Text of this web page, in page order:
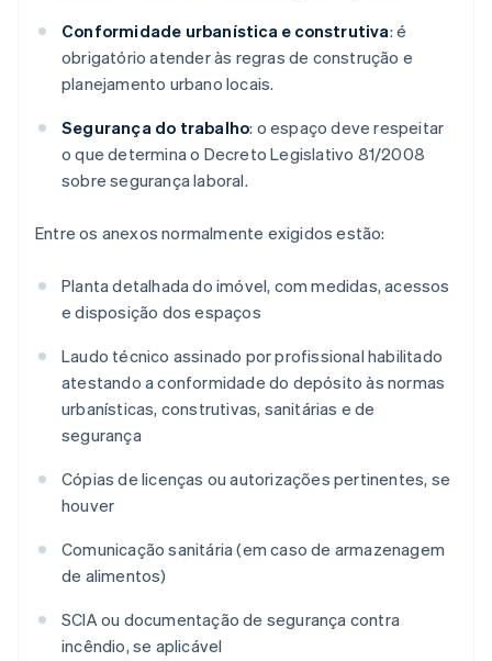
Conformidade urbanística e construtiva: é
obrigatório atender às regras de construção e
planejamento urbano locais.
Segurança do trabalho: o espaço deve respeitar
o que determina o Decreto Legislativo 81/2008
sobre segurança laboral.
Entre os anexos normalmente exigidos estão:
Planta detalhada do imóvel, com medidas, acessos
e disposição dos espaços
Laudo técnico assinado por profissional habilitado
atestando a conformidade do depósito às normas
urbanísticas, construtivas, sanitárias e de
segurança
Cópias de licenças ou autorizações pertinentes, se
houver
Comunicação sanitária (em caso de armazenagem
de alimentos)
SCIA ou documentação de segurança contra
incêndio, se aplicável